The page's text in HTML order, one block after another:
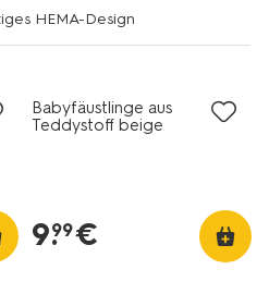
HEMA-Design
Babyfäustlinge aus
Teddystoff beige
9.
99€